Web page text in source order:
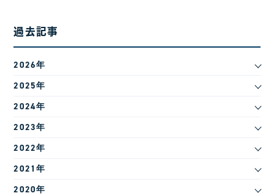
過去記事
2026年
2025年
2024年
2023年
2022年
2021年
2020年